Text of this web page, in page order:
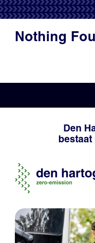
Nothing
Den
bestaat